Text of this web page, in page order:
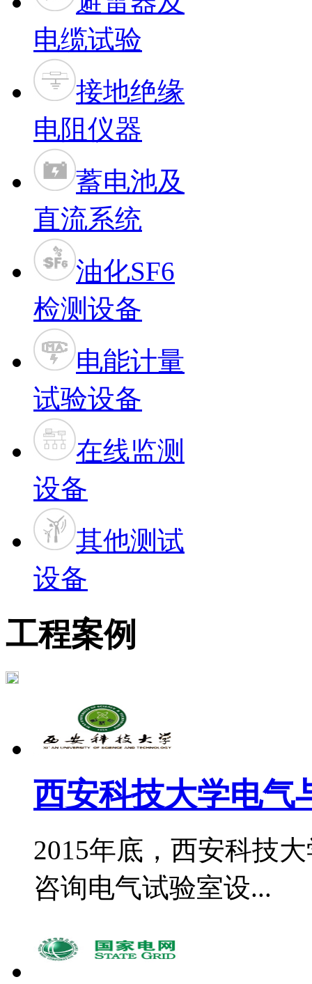
电缆试验
接地绝缘
电阻仪器
蓄电池及
直流系统
油化SF6
检测设备
电能计量
试验设备
在线监测
设备
其他测试
设备
工程案例
西安科技大学电气
2015年底，西安科技
咨询电气试验室设...